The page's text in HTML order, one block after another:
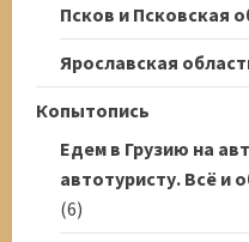
Псков и Псковская
Ярославская
Копытопись
Едем в Грузию на
автотуристу. Всё и
(6)